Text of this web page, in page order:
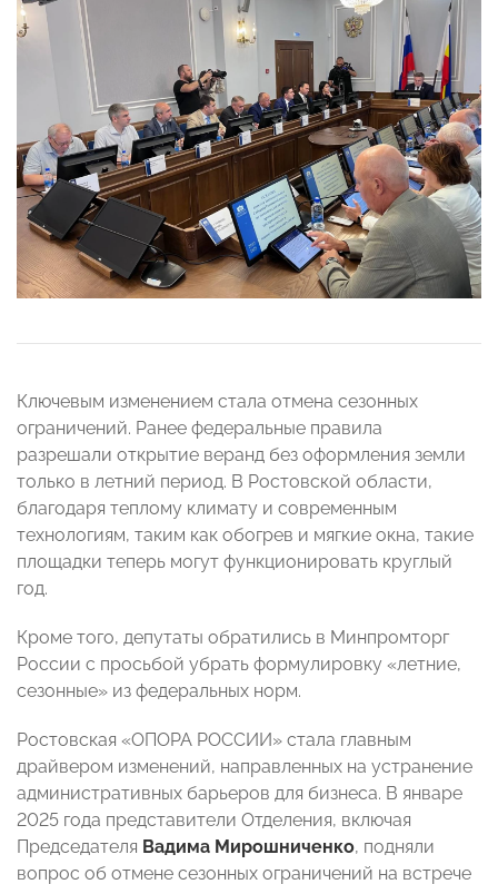
Ключевым изменением стала отмена сезонных
ограничений. Ранее федеральные правила
разрешали открытие веранд без оформления земли
только в летний период. В Ростовской области,
благодаря теплому климату и современным
технологиям, таким как обогрев и мягкие окна, такие
площадки теперь могут функционировать круглый
год.
Кроме того, депутаты обратились в Минпромторг
России с просьбой убрать формулировку «летние,
сезонные» из федеральных норм.
Ростовская «ОПОРА РОССИИ» стала главным
драйвером изменений, направленных на устранение
административных барьеров для бизнеса. В январе
2025 года представители Отделения, включая
Председателя Вадима Мирошниченко, подняли
вопрос об отмене сезонных ограничений на встрече